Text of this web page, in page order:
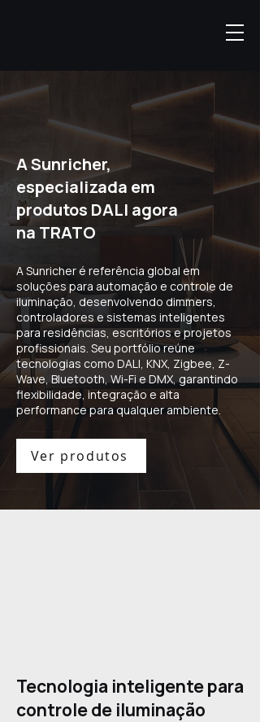
A Sunricher,
especializada em
produtos DALI agora
na TRATO
A Sunricher é referência global em
soluções para automação e controle de
iluminação, desenvolvendo dimmers,
controladores e sistemas inteligentes
para residências, escritórios e projetos
profissionais. Seu portfólio reúne
tecnologias como DALI, KNX, Zigbee, Z-
Wave, Bluetooth, Wi-Fi e DMX, garantindo
flexibilidade, integração e alta
performance para qualquer ambiente.
Ver produtos
Tecnologia inteligente para
controle de iluminação